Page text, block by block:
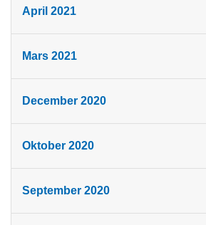
April 2021
Mars 2021
December 2020
Oktober 2020
September 2020